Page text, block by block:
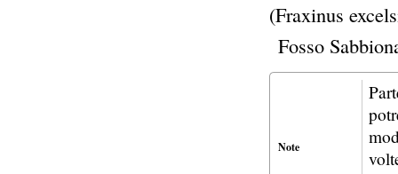
(Fraxinus
Fosso
Note